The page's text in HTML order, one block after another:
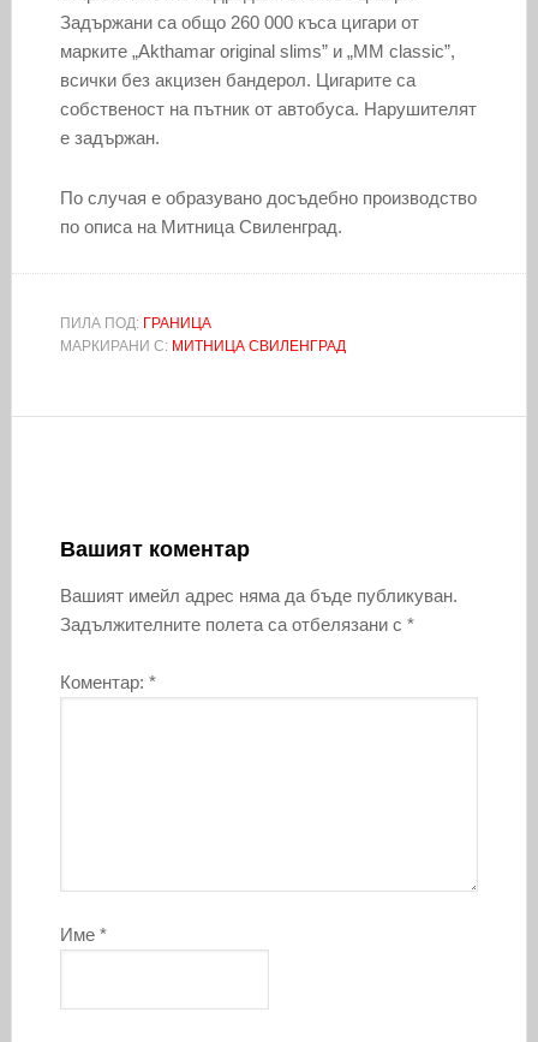
Задържани са общо 260 000 къса цигари от
марките „Akthamar original slims” и „MM classic”,
всички без акцизен бандерол. Цигарите са
собственост на пътник от автобуса. Нарушителят
е задържан.
По случая е образувано досъдебно производство
по описа на Митница Свиленград.
ПИЛА ПОД: ГРАНИЦА
МАРКИРАНИ С: МИТНИЦА СВИЛЕНГРАД
Вашият коментар
Вашият имейл адрес няма да бъде публикуван.
Задължителните полета са отбелязани с *
Коментар: *
Име *